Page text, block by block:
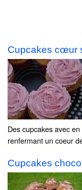
Cupcakes cœur
Des cupcakes avec
renfermant un coeur
Cupcakes